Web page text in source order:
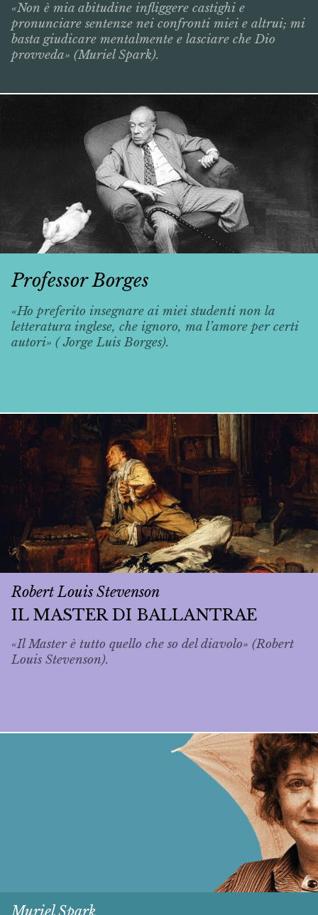
«Non è mia abitudine infliggere castighi e
pronunciare sentenze nei confronti miei e altrui; mi
basta giudicare mentalmente e lasciare che Dio
provveda» (Muriel Spark).
Professor Borges
«Ho preferito insegnare ai miei studenti non la
letteratura inglese, che ignoro, ma l’amore per certi
autori» ( Jorge Luis Borges).
Robert Louis Stevenson
IL MASTER DI BALLANTRAE
«Il Master è tutto quello che so del diavolo» (Robert
Louis Stevenson).
Muriel Spark